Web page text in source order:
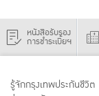
หนังสือรับรอง
การชำระเบี้ยฯ
รู้จักกรุงเทพประกันชีวิต